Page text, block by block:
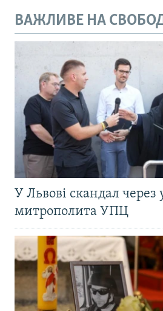
ВАЖЛИВЕ НА
У Львові скандал через
митрополита УПЦ